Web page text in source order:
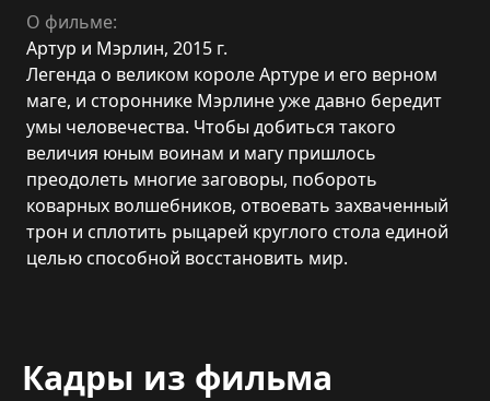
О фильме:
Артур и Мэрлин, 2015 г.
Легенда о великом короле Артуре и его верном
маге, и стороннике Мэрлине уже давно бередит
умы человечества. Чтобы добиться такого
величия юным воинам и магу пришлось
преодолеть многие заговоры, побороть
коварных волшебников, отвоевать захваченный
трон и сплотить рыцарей круглого стола единой
целью способной восстановить мир.
Кадры из фильма